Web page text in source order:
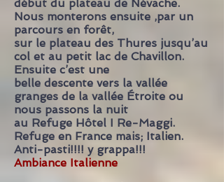
début du plateau de Névache.
Nous monterons ensuite ,par un
parcours en forêt,
sur le plateau des Thures jusqu’au
col et au petit lac de Chavillon.
Ensuite c’est une
belle descente vers la vallée
granges de la vallée Étroite ou
nous passons la nuit
au Refuge Hôtel I Re-Maggi.
Refuge en France mais; Italien.
Anti-pasti!!!! y grappa!!!
Ambiance Italienne